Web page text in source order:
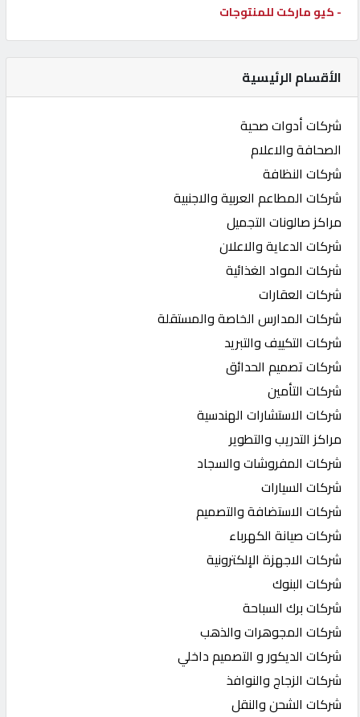
- كيو ماركت للمنتوجات
الأقسام الرئيسية
شركات أدوات صحية
الصحافة والاعلام
شركات النظافة
شركات المطاعم العربية والاجنبية
مراكز صالونات التجميل
شركات الدعاية والاعلان
شركات المواد الغذائية
شركات العقارات
شركات المدارس الخاصة والمستقلة
شركات التكييف والتبريد
شركات تصميم الحدائق
شركات التأمين
شركات الاستشارات الهندسية
مراكز التدريب والتطوير
شركات المفروشات والسجاد
شركات السيارات
شركات الاستضافة والتصميم
شركات صيانة الكهرباء
شركات الاجهزة الإلكترونية
شركات البنوك
شركات برك السباحة
شركات المجوهرات والذهب
شركات الديكور و التصميم داخلي
شركات الزجاج والنوافذ
شركات الشحن والنقل